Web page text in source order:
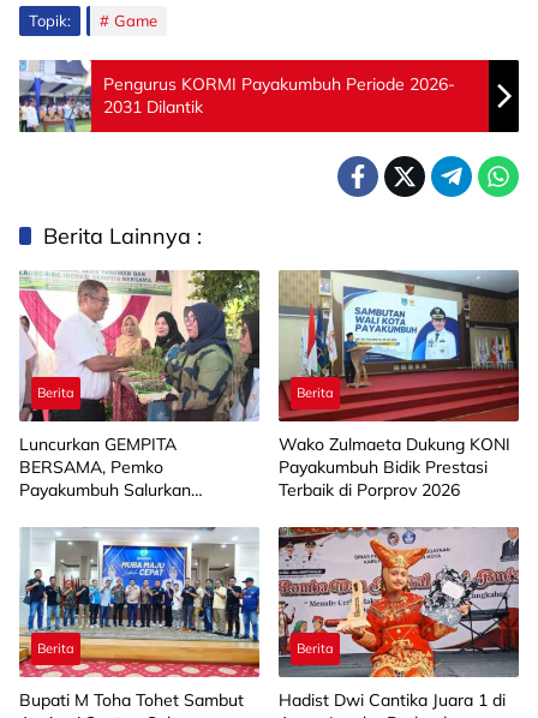
Topik: Game
Pengurus KORMI Payakumbuh Periode 2026-
2031 Dilantik
Berita Lainnya :
Berita
Luncurkan GEMPITA
BERSAMA, Pemko
Payakumbuh Salurkan
kepada 15 KWT
Berita
Wako Zulmaeta Dukung KONI
Payakumbuh Bidik Prestasi
Terbaik di Porprov 2026
Berita
Bupati M Toha Tohet Sambut
Berita
Hadist Dwi Cantika Juara 1 di